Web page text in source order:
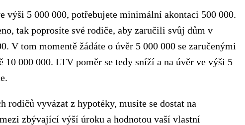
výši 5 000 000, potřebujete minimální akontaci 500 000.
tak poprosíte své rodiče, aby zaručili svůj dům v
V tom momentě žádáte o úvěr 5 000 000 se zaručenými
10 000 000. LTV poměr se tedy sníží a na úvěr ve výši 5
rodičů vyvázat z hypotéky, musíte se dostat na
zbývající výší úroku a hodnotou vaší vlastní